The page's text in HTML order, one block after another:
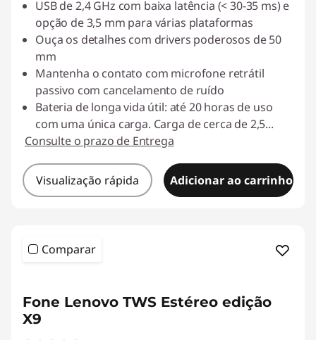
USB de 2,4 GHz com baixa latência (< 30-35 ms) e
opção de 3,5 mm para várias plataformas
Ouça os detalhes com drivers poderosos de 50
mm
Mantenha o contato com microfone retrátil
passivo com cancelamento de ruído
Bateria de longa vida útil: até 20 horas de uso
com uma única carga. Carga de cerca de 2,5...
Consulte o prazo de Entrega
Visualização rápida Adicionar ao carrinho
Comparar
Fone Lenovo TWS Estéreo edição
X9